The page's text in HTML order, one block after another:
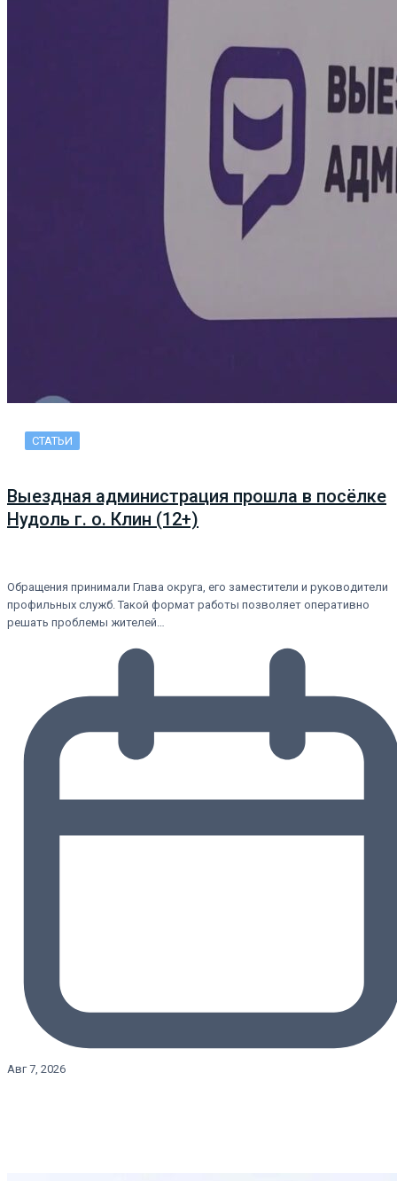
СТАТЬИ
Выездная администрация прошла в посёлке
Нудоль г. о. Клин (12+)
Обращения принимали Глава округа, его заместители и руководители
профильных служб. Такой формат работы позволяет оперативно
решать проблемы жителей…
Авг 7, 2026